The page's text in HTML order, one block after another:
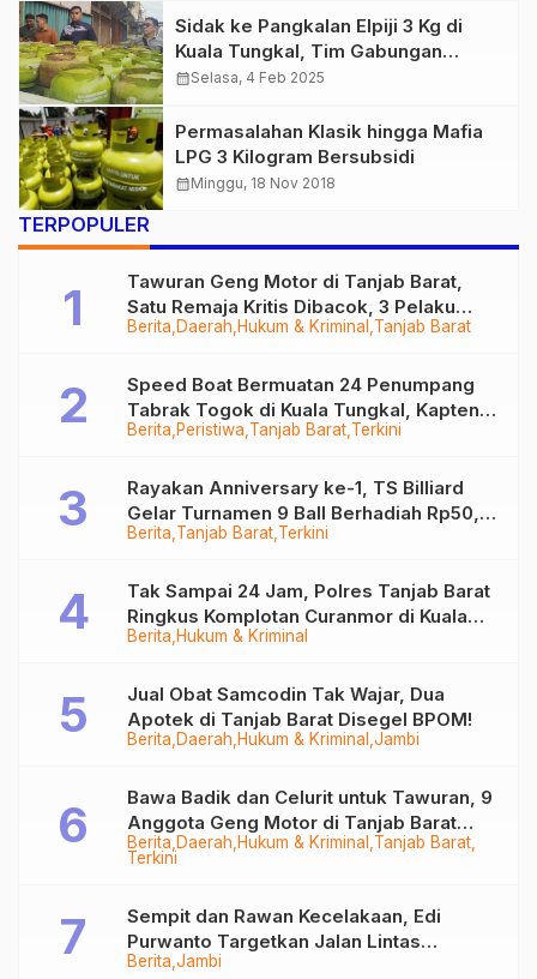
Sidak ke Pangkalan Elpiji 3 Kg di
Kuala Tungkal, Tim Gabungan
Temukan Adanya Indikasi
calendar_monthSelasa, 4 Feb 2025
Permasalahan Klasik hingga Mafia
LPG 3 Kilogram Bersubsidi
calendar_monthMinggu, 18 Nov 2018
TERPOPULER
Berita Daerah Hukum & Kriminal Tanjab Barat
Tawuran Geng Motor di Tanjab Barat,
Satu Remaja Kritis Dibacok, 3 Pelaku
Ditangkap
Berita Peristiwa Tanjab Barat Terkini
Speed Boat Bermuatan 24 Penumpang
Tabrak Togok di Kuala Tungkal, Kapten
Sempat Hilang
Berita Tanjab Barat Terkini
Rayakan Anniversary ke-1, TS Billiard
Gelar Turnamen 9 Ball Berhadiah Rp50,8
Juta
Berita Hukum & Kriminal
Tak Sampai 24 Jam, Polres Tanjab Barat
Ringkus Komplotan Curanmor di Kuala
Tungkal
Berita Daerah Hukum & Kriminal Jambi
Jual Obat Samcodin Tak Wajar, Dua
Apotek di Tanjab Barat Disegel BPOM!
Berita Daerah Hukum & Kriminal Tanjab Barat
Terkini
Bawa Badik dan Celurit untuk Tawuran, 9
Anggota Geng Motor di Tanjab Barat
Diringkus
Berita Jambi
Sempit dan Rawan Kecelakaan, Edi
Purwanto Targetkan Jalan Lintas
Tungkal-Jambi Mulus di 2028